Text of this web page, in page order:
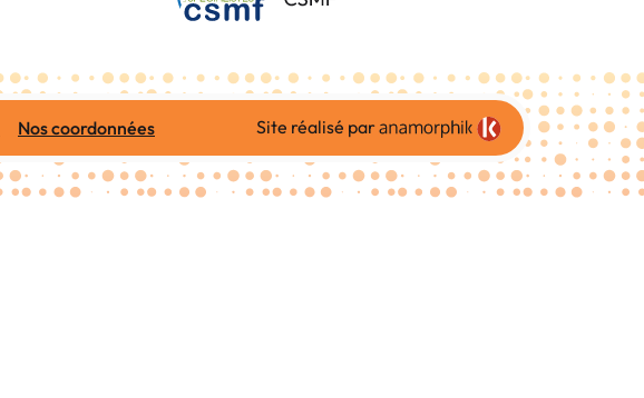
Nos coordonnées Site réalisé par